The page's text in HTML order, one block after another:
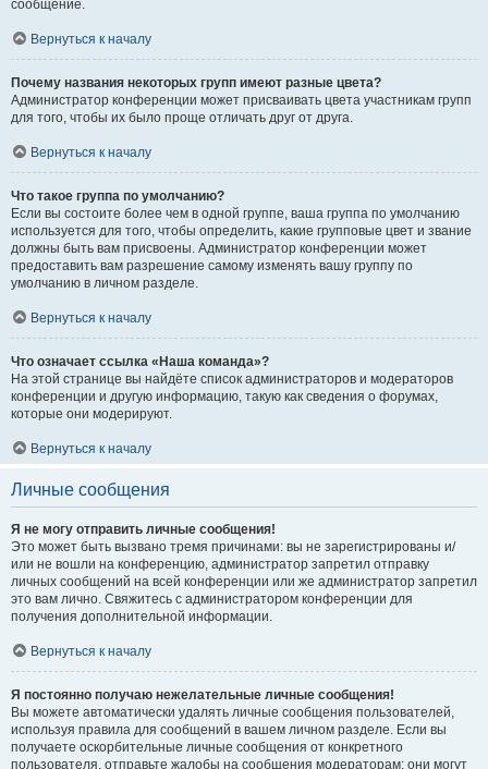
сообщение.
Вернуться к началу
Почему названия некоторых групп имеют разные цвета?
Администратор конференции может присваивать цвета участникам групп
для того, чтобы их было проще отличать друг от друга.
Вернуться к началу
Что такое группа по умолчанию?
Если вы состоите более чем в одной группе, ваша группа по умолчанию
используется для того, чтобы определить, какие групповые цвет и звание
должны быть вам присвоены. Администратор конференции может
предоставить вам разрешение самому изменять вашу группу по
умолчанию в личном разделе.
Вернуться к началу
Что означает ссылка «Наша команда»?
На этой странице вы найдёте список администраторов и модераторов
конференции и другую информацию, такую как сведения о форумах,
которые они модерируют.
Вернуться к началу
Личные сообщения
Я не могу отправить личные сообщения!
Это может быть вызвано тремя причинами: вы не зарегистрированы и/
или не вошли на конференцию, администратор запретил отправку
личных сообщений на всей конференции или же администратор запретил
это вам лично. Свяжитесь с администратором конференции для
получения дополнительной информации.
Вернуться к началу
Я постоянно получаю нежелательные личные сообщения!
Вы можете автоматически удалять личные сообщения пользователей,
используя правила для сообщений в вашем личном разделе. Если вы
получаете оскорбительные личные сообщения от конкретного
пользователя, отправьте жалобы на сообщения модераторам; они могут